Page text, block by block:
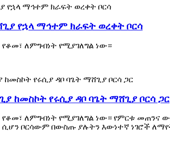
የኋላ ማኅተም ክራፍት ወረቀት ቦርሳ
ለምግብነት የሚያገለግል ነው።
ከመስኮት የሩሲያ ዳቦ ባጌት ማሸጊያ ቦርሳ ጋር
ለምግብነት የሚያገለግል ነው። የምርቱ መጠንና
ቦርሳውም በውስጡ ያሉትን እውነተኛ ነገሮች